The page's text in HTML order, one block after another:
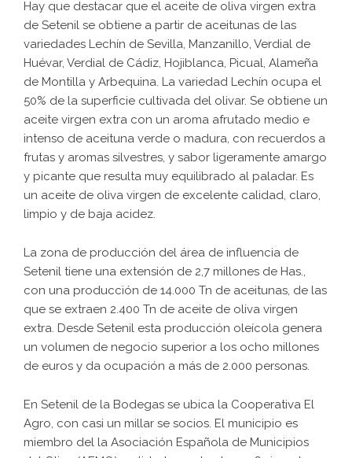
Hay que destacar que el aceite de oliva virgen extra
de Setenil se obtiene a partir de aceitunas de las
variedades Lechín de Sevilla, Manzanillo, Verdial de
Huévar, Verdial de Cádiz, Hojiblanca, Picual, Alameña
de Montilla y Arbequina. La variedad Lechín ocupa el
50% de la superficie cultivada del olivar. Se obtiene un
aceite virgen extra con un aroma afrutado medio e
intenso de aceituna verde o madura, con recuerdos a
frutas y aromas silvestres, y sabor ligeramente amargo
y picante que resulta muy equilibrado al paladar. Es
un aceite de oliva virgen de excelente calidad, claro,
limpio y de baja acidez.
La zona de producción del área de influencia de
Setenil tiene una extensión de 2,7 millones de Has.,
con una producción de 14.000 Tn de aceitunas, de las
que se extraen 2.400 Tn de aceite de oliva virgen
extra. Desde Setenil esta producción oleícola genera
un volumen de negocio superior a los ocho millones
de euros y da ocupación a más de 2.000 personas.
En Setenil de la Bodegas se ubica la Cooperativa El
Agro, con casi un millar se socios. El municipio es
miembro del la Asociación Española de Municipios